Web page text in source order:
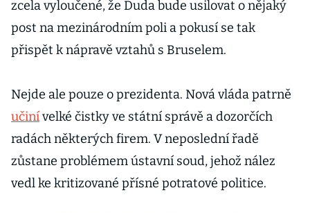
zcela vyloučené, že Duda bude usilovat o nějaký
post na mezinárodním poli a pokusí se tak
přispět k nápravě vztahů s Bruselem.
Nejde ale pouze o prezidenta. Nová vláda patrně
učinívelké čistky ve státní správě a dozorčích
radách některých firem. V neposlední řadě
zůstane problémem ústavní soud, jehož nález
vedl ke kritizované přísné potratové politice.